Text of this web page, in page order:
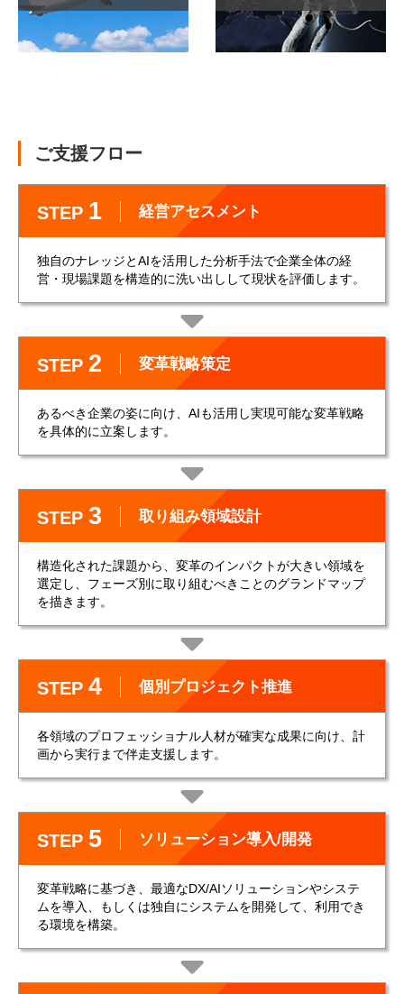
ご支援フロー
STEP 1 経営アセスメント
独自のナレッジとAIを活用した分析手法で企業全体の経
営・現場課題を構造的に洗い出しして現状を評価します。
STEP 2 変革戦略策定
あるべき企業の姿に向け、AIも活用し実現可能な変革戦略
を具体的に立案します。
STEP 3 取り組み領域設計
構造化された課題から、変革のインパクトが大きい領域を
選定し、フェーズ別に取り組むべきことのグランドマップ
を描きます。
STEP 4 個別プロジェクト推進
各領域のプロフェッショナル人材が確実な成果に向け、計
画から実行まで伴走支援します。
STEP 5 ソリューション導入/開発
変革戦略に基づき、最適なDX/AIソリューションやシステ
ムを導入、もしくは独自にシステムを開発して、利用でき
る環境を構築。